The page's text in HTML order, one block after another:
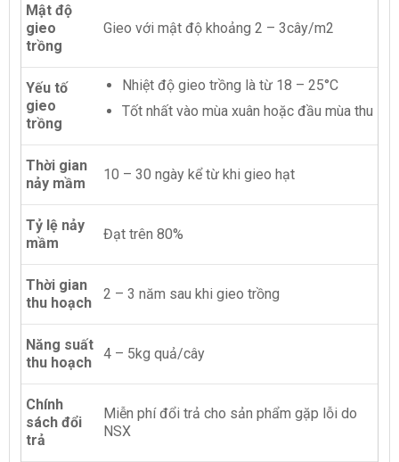
Mật độ
gieo
trồng
Gieo với mật độ khoảng 2 – 3cây/m2
Yếu tố
gieo
trồng
Nhiệt độ gieo trồng là từ 18 – 25°C
Tốt nhất vào mùa xuân hoặc đầu mùa thu
Thời gian
nảy mầm
10 – 30 ngày kể từ khi gieo hạt
Tỷ lệ nảy
mầm
Đạt trên 80%
Thời gian
thu hoạch
2 – 3 năm sau khi gieo trồng
Năng suất
thu hoạch
4 – 5kg quả/cây
Chính
sách đổi
trả
Miễn phí đổi trả cho sản phẩm gặp lỗi do
NSX